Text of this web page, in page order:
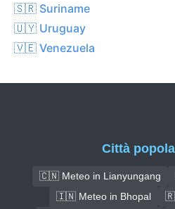
🇸🇷 Suriname
🇺🇾 Uruguay
🇻🇪 Venezuela
Città
🇨🇳 Meteo in Lianyungang
🇮🇳 Meteo in Bhopal